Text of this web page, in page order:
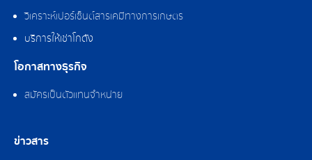
วิเคราะห์เปอร์เซ็นต์สารเคมีทางการเกษตร
บริการให้เช่าโกดัง
โอกาสทางธุรกิจ
สมัครเป็นตัวแทนจำหน่าย
ข่าวสาร